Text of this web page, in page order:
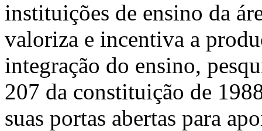
instituições de ensino da
valoriza e incentiva a
integração do ensino,
207 da constituição de
suas portas abertas para